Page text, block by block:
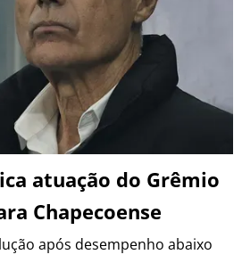
atuação do Grêmio
Chapecoense
após desempenho abaixo